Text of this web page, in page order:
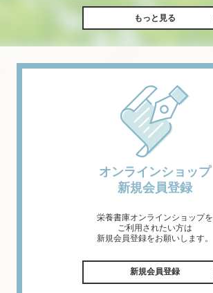
もっと見る
オンラインショップ
新規会員登録
栄養書庫オンラインショップを
ご利用されたい方は
新規会員登録をお願いします。
新規会員登録